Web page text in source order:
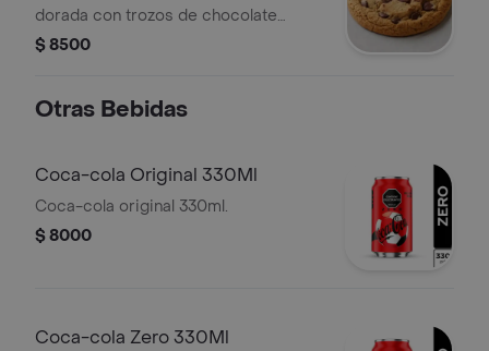
dorada con trozos de chocolate
derretido.
$ 8500
Otras Bebidas
Coca-cola Original 330Ml
Coca-cola original 330ml.
$ 8000
Coca-cola Zero 330Ml